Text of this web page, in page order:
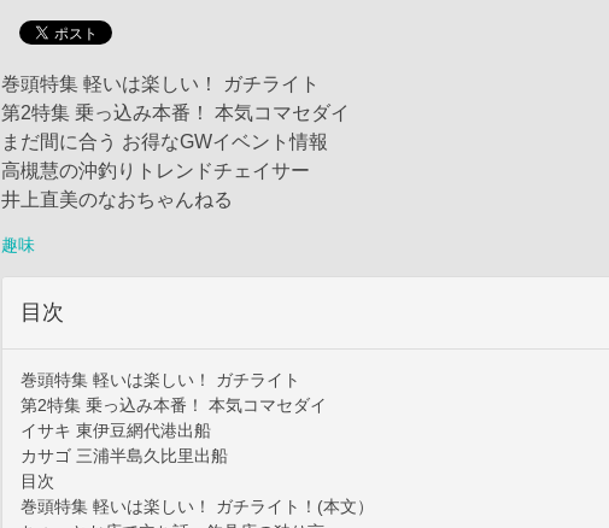
巻頭特集 軽いは楽しい！ ガチライト
第2特集 乗っ込み本番！ 本気コマセダイ
まだ間に合う お得なGWイベント情報
高槻慧の沖釣りトレンドチェイサー
井上直美のなおちゃんねる
趣味
目次
巻頭特集 軽いは楽しい！ ガチライト
第2特集 乗っ込み本番！ 本気コマセダイ
イサキ 東伊豆網代港出船
カサゴ 三浦半島久比里出船
目次
巻頭特集 軽いは楽しい！ ガチライト！(本文）